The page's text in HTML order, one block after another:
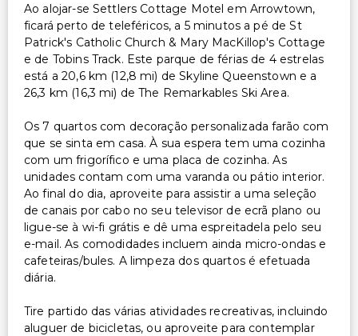
Outros serviços
Serviço de babá ou cuidados infantis (taxa extra)
Aluguer de bicicletas no local
Serviço de lavanderia
Ao alojar-se Settlers Cottage Motel em Arrowtown,
ficará perto de teleféricos, a 5 minutos a pé de St
Patrick's Catholic Church & Mary MacKillop's Cottage
e de Tobins Track. Este parque de férias de 4 estrelas
está a 20,6 km (12,8 mi) de Skyline Queenstown e a
26,3 km (16,3 mi) de The Remarkables Ski Area.
Os 7 quartos com decoração personalizada farão com
que se sinta em casa. À sua espera tem uma cozinha
com um frigorífico e uma placa de cozinha. As
unidades contam com uma varanda ou pátio interior.
Ao final do dia, aproveite para assistir a uma seleção
de canais por cabo no seu televisor de ecrã plano ou
ligue-se à wi-fi grátis e dê uma espreitadela pelo seu
e-mail. As comodidades incluem ainda micro-ondas e
cafeteiras/bules. A limpeza dos quartos é efetuada
diária.
Tire partido das várias atividades recreativas, incluindo
aluguer de bicicletas, ou aproveite para contemplar